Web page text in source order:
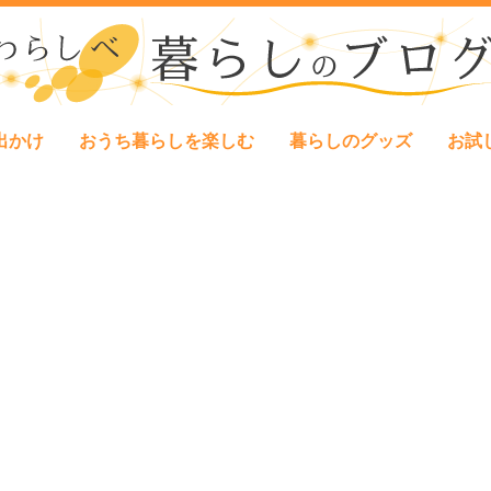
かけ おうち暮らしを楽しむ 暮らしのグッズ お試